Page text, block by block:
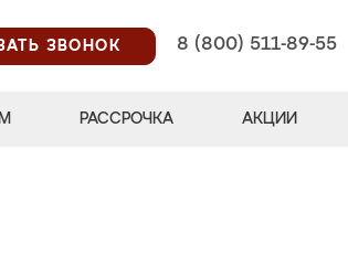
ЗВОНОК
8 (800) 511-89-55
РАССРОЧКА АКЦИИ